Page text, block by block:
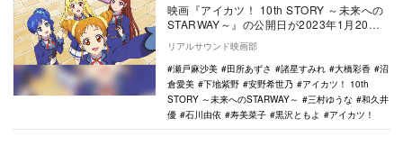
映画『アイカツ！ 10th STORY ～未来への
STARWAY～』の公開日が2023年1月20日
に決定。あわせて、特報映像、ポ…
リアルサウンド映画部
瀬戸麻沙美
田所あずさ 諸星すみれ 大橋彩香
沼
倉愛美
下地紫野 安野希世乃
アイカツ！ 10th
STORY ～未来へのSTARWAY～
三村ゆうな
和久井
優
石川由依 寿美菜子 黒沢ともよ アイカツ！